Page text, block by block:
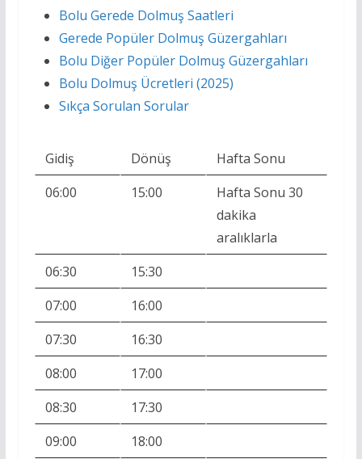
Bolu Gerede Dolmuş Saatleri
Gerede Popüler Dolmuş Güzergahları
Bolu Diğer Popüler Dolmuş Güzergahları
Bolu Dolmuş Ücretleri (2025)
Sıkça Sorulan Sorular
Gidiş Dönüş
Hafta Sonu
06:00
15:00
Hafta Sonu 30
dakika
aralıklarla
06:30
15:30
07:00
16:00
07:30
16:30
08:00
17:00
08:30
17:30
09:00
18:00